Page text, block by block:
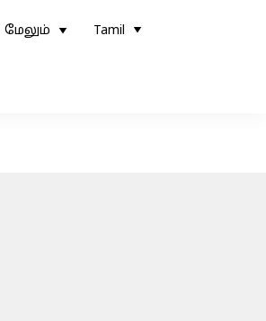
மேலும் Tamil